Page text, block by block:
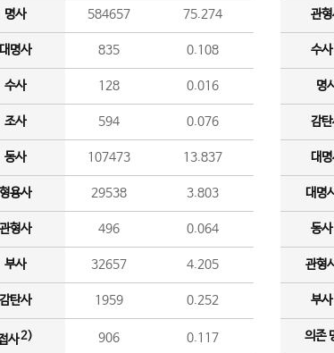
명사 584657 75.274
명사 835 0.108
수사 128 0.016
조사 594 0.076
동사 107473 13.837
용사 29538 3.803
형사 496 0.064
부사 32657 4.205
탄사 1959 0.252
사2) 906 0.117
관
수
명
감
대
대명
동
관형
부
의존